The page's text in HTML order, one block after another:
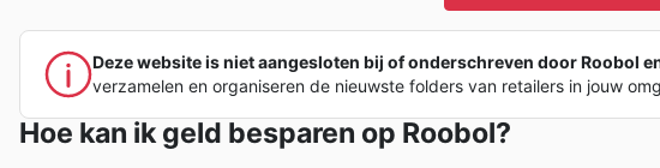
Deze website is niet aangesloten bij of onderschreven door Roobol
verzamelen en organiseren de nieuwste folders van retailers in jouw
Hoe kan ik geld besparen op Roobol?